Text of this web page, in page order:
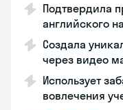
Подтвердила
английского
Создала
через видео
Использует
вовлечения